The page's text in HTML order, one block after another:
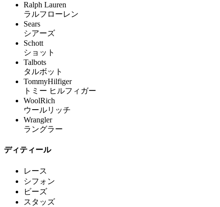
Ralph Lauren
ラルフローレン
Sears
シアーズ
Schott
ショット
Talbots
タルボット
TommyHilfiger
トミー ヒルフィガー
WoolRich
ウールリッチ
Wrangler
ラングラー
ディティール
レース
シフォン
ビーズ
スタッズ